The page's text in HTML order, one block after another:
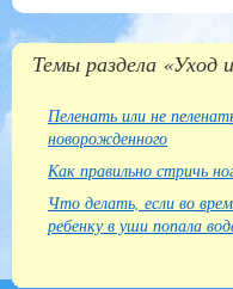
Темы раздела «Уход
Пеленать или не
новорожденного
Как правильно стричь
Что делать, если во
ребенку в уши попала